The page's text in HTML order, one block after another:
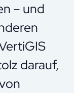
– und
darauf,